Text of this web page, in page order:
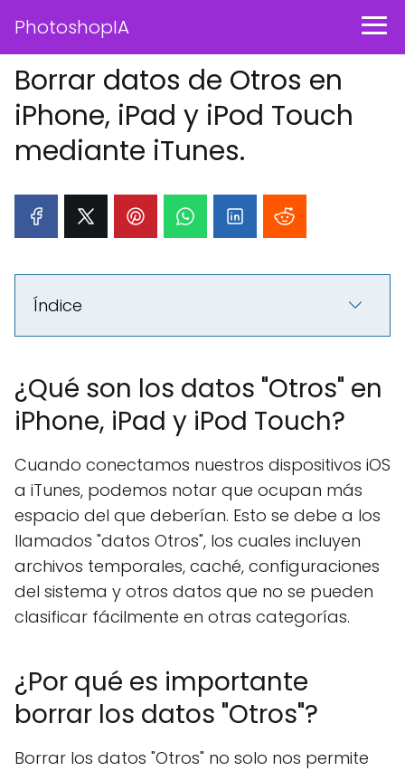
PhotoshopIA
Borrar datos de Otros en
iPhone, iPad y iPod Touch
mediante iTunes.
Índice
¿Qué son los datos "Otros" en
iPhone, iPad y iPod Touch?
Cuando conectamos nuestros dispositivos iOS
a iTunes, podemos notar que ocupan más
espacio del que deberían. Esto se debe a los
llamados "datos Otros", los cuales incluyen
archivos temporales, caché, configuraciones
del sistema y otros datos que no se pueden
clasificar fácilmente en otras categorías.
¿Por qué es importante
borrar los datos "Otros"?
Borrar los datos "Otros" no solo nos permite